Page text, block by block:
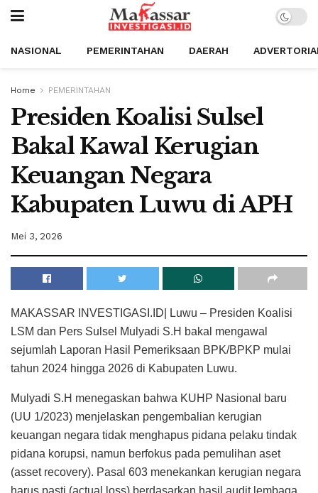
NASIONAL PEMERINTAHAN DAERAH
Home PEMERINTAHAN
Presiden Koalisi Sulsel
Bakal Kawal Kerugian
Keuangan Negara
Kabupaten Luwu di APH
Mei 3, 2026
MAKASSAR INVESTIGASI.ID| Luwu – Presiden Koalisi
LSM dan Pers Sulsel Mulyadi S.H bakal mengawal
sejumlah Laporan Hasil Pemeriksaan BPK/BPKP mulai
tahun 2024 hingga 2026 di Kabupaten Luwu.
Mulyadi S.H menegaskan bahwa KUHP Nasional baru
(UU 1/2023) menjelaskan pengembalian kerugian
keuangan negara tidak menghapus pidana pelaku tindak
pidana korupsi, namun berfokus pada pemulihan aset
(asset recovery). Pasal 603 menekankan kerugian negara
harus pasti (actual loss) berdasarkan hasil audit lembaga